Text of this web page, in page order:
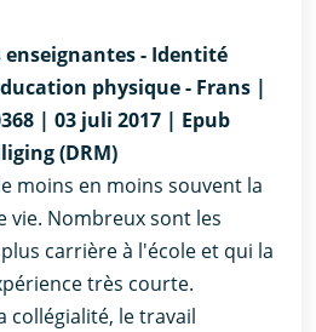
enseignantes - Identité
physique - Frans |
| 03 juli 2017 | Epub
(DRM)
moins en moins souvent la
vie. Nombreux sont les
carrière à l'école et qui la
très courte.
collégialité, le travail